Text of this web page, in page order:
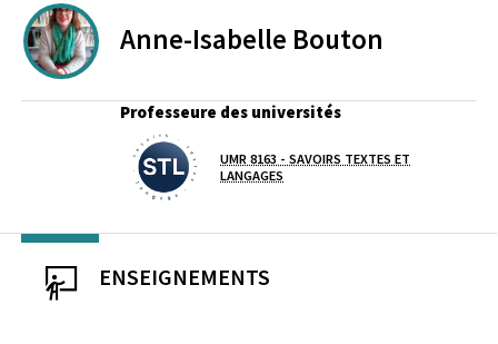
Anne-Isabelle Bouton
Professeure des universités
Laboratoire / équipe
UMR 8163 - SAVOIRS TEXTES ET
LANGAGES
ENSEIGNEMENTS